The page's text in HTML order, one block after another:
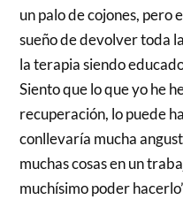
un palo de cojones, pero
sueño de devolver toda
la terapia siendo
Siento que lo que yo he
recuperación, lo puede
conllevaría mucha
muchas cosas en un
muchísimo poder